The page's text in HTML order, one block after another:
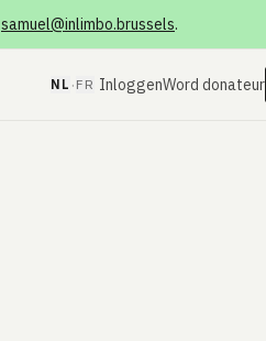
samuel@inlimbo.brussels.
NL · FR InloggenWord donateur